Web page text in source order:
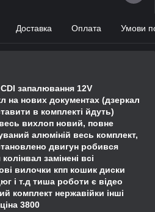
Доставка Оплата Умови
запалювання 12V
на нових документах (дзеркал
в комплекті йдуть)
вихлоп новий, повне
алюміній весь комплект,
двигун робився
замінені всі
вилочки кпп кошик диски
і т.д тиша роботи є відео
комплект нержавійки інші
3800